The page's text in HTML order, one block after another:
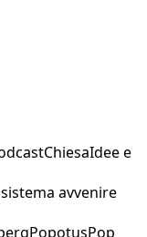
ChiesaIdee e
avvenire
PopotusPop